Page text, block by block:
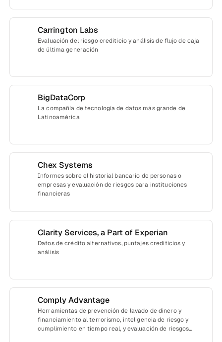
Carrington Labs
Evaluación del riesgo crediticio y análisis de flujo de caja
de última generación
La compañía de tecnología de datos más grande de
Latinoamérica
Chex Systems
Informes sobre el historial bancario de personas o
empresas y evaluación de riesgos para instituciones
financieras
Clarity Services, a Part of Experian
Datos de crédito alternativos, puntajes crediticios y
análisis
Comply Advantage
Herramientas de prevención de lavado de dinero y
financiamiento al terrorismo, inteligencia de riesgo y
cumplimiento en tiempo real, y evaluación de riesgos